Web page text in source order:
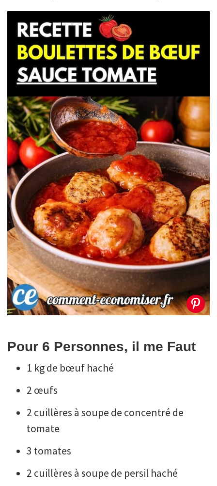
Pour 6 Personnes, il me Faut
1 kg de bœuf haché
2 œufs
2 cuillères à soupe de concentré de
tomate
3 tomates
2 cuillères à soupe de persil haché